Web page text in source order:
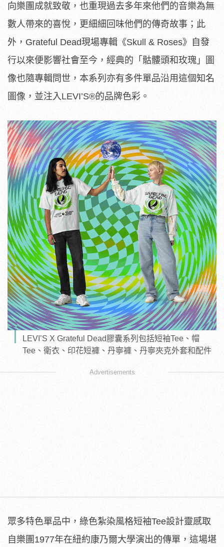
向樂團成就致敬，也重現過去多年來他們的音樂為無
數人帶來的喜悅，更細細回味他們的傳奇故事；此
外，Grateful Dead現場專輯《Skull & Roses》自發
行以來便影響社會至今，經典的「骷髏頭和玫瑰」圖
像也隨專輯問世，本系列亦有多件單品沿用這個知名
圖像，並注入LEVI’S®的品牌色彩。
LEVI’S X Grateful Dead膠囊系列包括短袖Tee、帽
Tee、衛衣、印花短褲、丹寧褲、丹寧夾克外套和配件
Advertisements
眾多特色單品中，綠色紮染風格短袖Tee設計靈感取
自樂團1977年在紐約康乃爾大學演出的傳單，這場堪